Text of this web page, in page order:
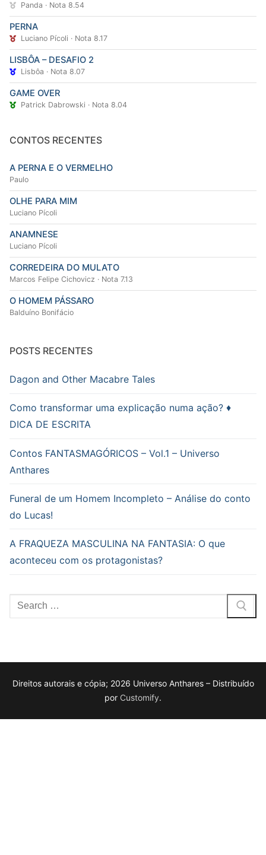
Panda · Nota 8.54
PERNA
Luciano Pícoli · Nota 8.17
LISBÔA – DESAFIO 2
Lisbôa · Nota 8.07
GAME OVER
Patrick Dabrowski · Nota 8.04
CONTOS RECENTES
A PERNA E O VERMELHO
Paulo
OLHE PARA MIM
Luciano Pícoli
ANAMNESE
Luciano Pícoli
CORREDEIRA DO MULATO
Marcos Felipe Cichovicz · Nota 7.13
O HOMEM PÁSSARO
Balduíno Bonifácio
POSTS RECENTES
Dagon and Other Macabre Tales
Como transformar uma explicação numa ação? ♦
DICA DE ESCRITA
Contos FANTASMAGÓRICOS – Vol.1 – Universo
Anthares
Funeral de um Homem Incompleto – Análise do conto
do Lucas!
A FRAQUEZA MASCULINA NA FANTASIA: O que
aconteceu com os protagonistas?
Pesquisar
por:
Direitos autorais e cópia; 2026 Universo Anthares – Distribuído
por Customify.